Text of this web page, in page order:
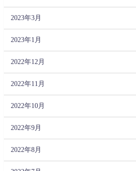
2023年3月
2023年1月
2022年12月
2022年11月
2022年10月
2022年9月
2022年8月